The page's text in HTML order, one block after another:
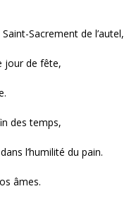
Sacrement de l’autel,
jour de fête,
des temps,
l’humilité du pain.
âmes.